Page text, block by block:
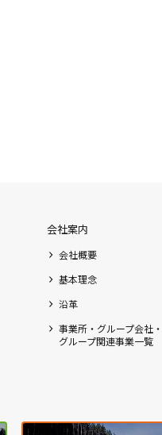
会社案内
会社概要
基本理念
沿革
事業所・グループ会社・
グループ関連事業一覧